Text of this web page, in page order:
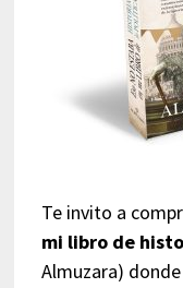
Te invito a
mi libro de
Almuzara)